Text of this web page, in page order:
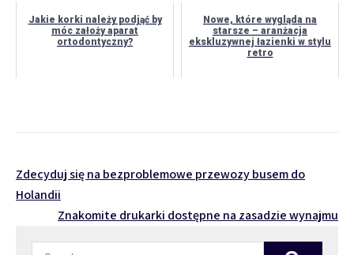
Jakie korki należy podjąć by
móc założy aparat
ortodontyczny?
Nowe, które wygląda na
starsze – aranżacja
ekskluzywnej łazienki w stylu
retro
Nawigacja
wpisu
Zdecyduj się na bezproblemowe przewozy busem do
Holandii
Znakomite drukarki dostępne na zasadzie wynajmu